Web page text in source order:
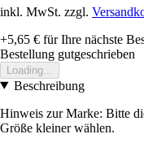
inkl. MwSt. zzgl.
+5,65 € für Ihre nächste
Bestellung gutgeschrieben
Loading...
Beschreibung
Hinweis zur Marke: Bitte
Größe kleiner wählen.